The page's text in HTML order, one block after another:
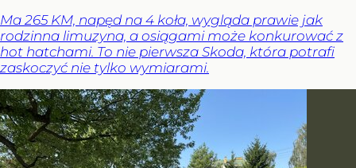
Ma 265 KM, napęd na 4 koła, wygląda prawie jak
rodzinna limuzyna, a osiągami może konkurować z
hot hatchami. To nie pierwsza Skoda, która potrafi
zaskoczyć nie tylko wymiarami.